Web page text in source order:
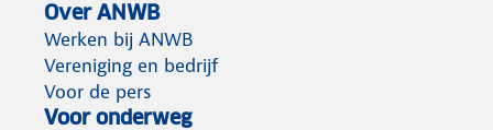
Over ANWB
Werken bij ANWB
Vereniging en bedrijf
Voor de pers
Voor onderweg